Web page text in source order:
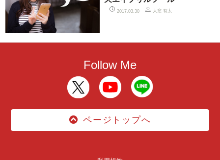
2017.03.30 大窪 有太
Follow Me
ページトップへ